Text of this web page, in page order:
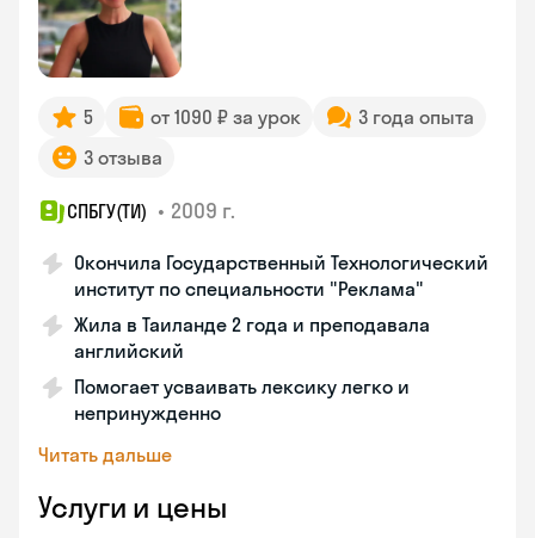
5 от 1090 ₽ за урок
3 года опыта
3 отзыва
СПБГУ(ТИ) • 2009 г.
Окончила Государственный Технологический
институт по специальности "Реклама"
Жила в Таиланде 2 года и преподавала
английский
Помогает усваивать лексику легко и
непринужденно
Читать дальше
Услуги и цены